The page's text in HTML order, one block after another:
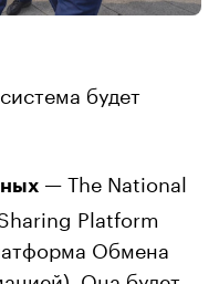
будет
— The National
Platform
Обмена